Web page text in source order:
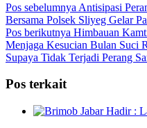
Pos sebelumnya Antisipasi
Bersama Polsek Sliyeg Gelar
Pos berikutnya Himbauan
Menjaga Kesucian Bulan Suci
Supaya Tidak Terjadi Perang
Pos terkait